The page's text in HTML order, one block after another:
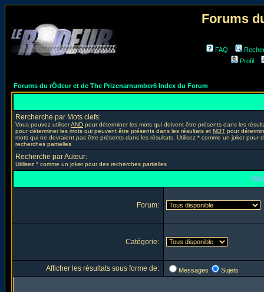
Forums
FAQ
Profil
Forums du rÔdeur et de The Prizenarnumber6 Index du Forum
Rercherche par Mots clefs:
Vous pouvez utiliserAND pour déterminer les mots qui doivent être présents dans les
pour déterminer les mots qui peuvent être présents dans les résultats et NOT pour
mots qui ne devraient pas être présents dans les résultats. Utilisez * comme un joker pour
recherches partielles
Recherche par Auteur:
Utilisez * comme un joker pour des recherches partielles
Forum:
Catégorie:
Afficher les résultats sous forme de: Messages Sujets